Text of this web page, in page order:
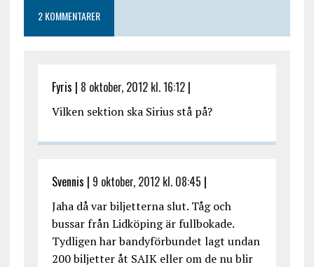
2 KOMMENTARER
Fyris | 8 oktober, 2012 kl. 16:12|
Vilken sektion ska Sirius stå på?
Svennis | 9 oktober, 2012 kl. 08:45 |
Jaha då var biljetterna slut. Tåg och
bussar från Lidköping är fullbokade.
Tydligen har bandyförbundet lagt undan
200 biljetter åt SAIK eller om de nu blir